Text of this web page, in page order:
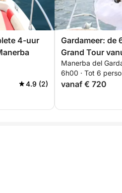
4-uur
4.9 (2)
Gardameer: de
Grand Tour
onvergetelijke
Manerba del
6h00 · Tot 6
vanaf € 720